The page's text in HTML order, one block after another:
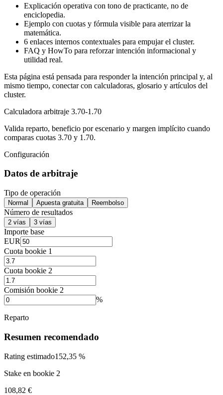
Explicación operativa con tono de practicante, no de
enciclopedia.
Ejemplo con cuotas y fórmula visible para aterrizar la
matemática.
6 enlaces internos contextuales para empujar el cluster.
FAQ y HowTo para reforzar intención informacional y
utilidad real.
Esta página está pensada para responder la intención principal y, al
mismo tiempo, conectar con calculadoras, glosario y artículos del
cluster.
Calculadora arbitraje 3.70-1.70
Valida reparto, beneficio por escenario y margen implícito cuando
comparas cuotas 3.70 y 1.70.
Configuración
Datos de arbitraje
Tipo de operación
Normal Apuesta gratuita Reembolso
Número de resultados
2 vías 3 vías
Importe base
EUR
Cuota bookie 1
Cuota bookie 2
Comisión bookie 2
%
Reparto
Resumen recomendado
Rating estimado152,35 %
Stake en bookie 2
108,82 €